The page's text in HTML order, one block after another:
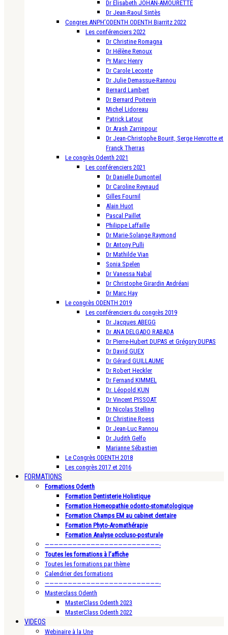
Dr Elisabeth JOHAN-AMOURETTE
Dr Jean-Raoul Sintès
Congres ANPH’ODENTH ODENTH Biarritz 2022
Les conférenciers 2022
Dr Christine Romagna
Dr Hélène Renoux
Pr Marc Henry
Dr Carole Leconte
Dr Julie Demassue-Rannou
Bernard Lambert
Dr Bernard Poitevin
Michel Lidoreau
Patrick Latour
Dr Arash Zarrinpour
Dr Jean-Christophe Bourit, Serge Henrotte et
Franck Therras
Le congrès Odenth 2021
Les conférenciers 2021
Dr Danielle Dumonteil
Dr Caroline Reynaud
Gilles Fournil
Alain Huot
Pascal Paillet
Philippe Laffaille
Dr Marie-Solange Raymond
Dr Antony Pulli
Dr Mathilde Vian
Sonia Spelen
Dr Vanessa Nabal
Dr Christophe Girardin Andréani
Dr Marc Hay
Le congrès ODENTH 2019
Les conférenciers du congrès 2019
Dr Jacques ABEGG
Dr ANA DELGADO RABADA
Dr Pierre-Hubert DUPAS et Grégory DUPAS
Dr David GUEX
Dr Gérard GUILLAUME
Dr Robert Heckler
Dr Fernand KIMMEL
Dr. Léopold KUN
Dr Vincent PISSOAT
Dr Nicolas Stelling
Dr Christine Roess
Dr Jean-Luc Rannou
Dr Judith Gelfo
Marianne Sébastien
Le Congrès ODENTH 2018
Les congrès 2017 et 2016
FORMATIONS
Formations Odenth
Formation Dentisterie Holistique
Formation Homeopathie odonto-stomatologique
Formation Champs EM au cabinet dentaire
Formation Phyto-Aromathérapie
Formation Analyse occluso-posturale
—————————————————————————-
Toutes les formations à l’affiche
Toutes les formations par thème
Calendrier des formations
—————————————————————————-
Masterclass Odenth
MasterClass Odenth 2023
MasterClass Odenth 2022
VIDEOS
Webinaire à la Une